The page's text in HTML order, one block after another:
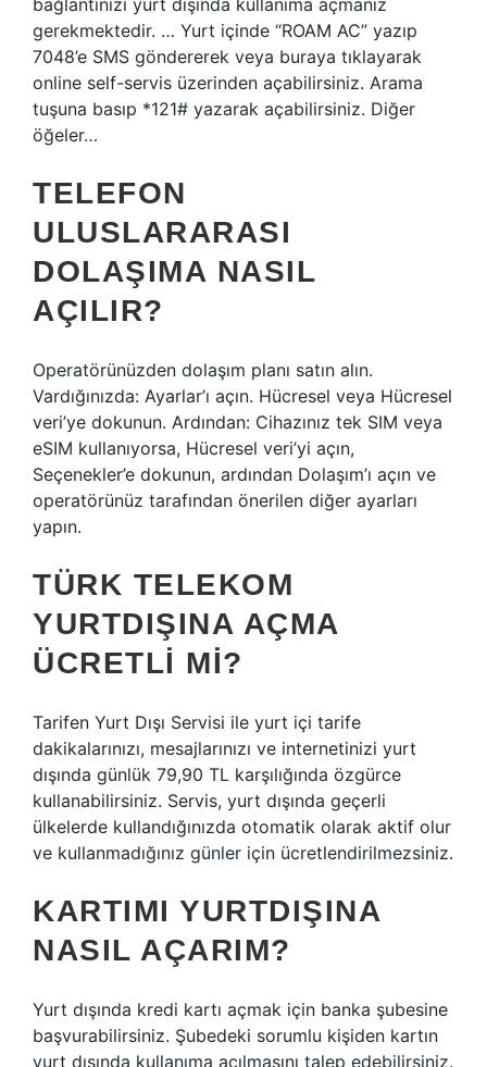
bağlantınızı yurt dışında kullanıma açmanız
gerekmektedir. … Yurt içinde “ROAM AC” yazıp
7048’e SMS göndererek veya buraya tıklayarak
online self-servis üzerinden açabilirsiniz. Arama
tuşuna basıp *121# yazarak açabilirsiniz. Diğer
öğeler…
TELEFON
ULUSLARARASI
DOLAŞIMA NASIL
AÇILIR?
Operatörünüzden dolaşım planı satın alın.
Vardığınızda: Ayarlar’ı açın. Hücresel veya Hücresel
veri’ye dokunun. Ardından: Cihazınız tek SIM veya
eSIM kullanıyorsa, Hücresel veri’yi açın,
Seçenekler’e dokunun, ardından Dolaşım’ı açın ve
operatörünüz tarafından önerilen diğer ayarları
yapın.
TÜRK TELEKOM
YURTDIŞINA AÇMA
ÜCRETLI MI?
Tarifen Yurt Dışı Servisi ile yurt içi tarife
dakikalarınızı, mesajlarınızı ve internetinizi yurt
dışında günlük 79,90 TL karşılığında özgürce
kullanabilirsiniz. Servis, yurt dışında geçerli
ülkelerde kullandığınızda otomatik olarak aktif olur
ve kullanmadığınız günler için ücretlendirilmezsiniz.
KARTIMI YURTDIŞINA
NASIL AÇARIM?
Yurt dışında kredi kartı açmak için banka şubesine
başvurabilirsiniz. Şubedeki sorumlu kişiden kartın
yurt dışında kullanıma açılmasını talep edebilirsiniz.